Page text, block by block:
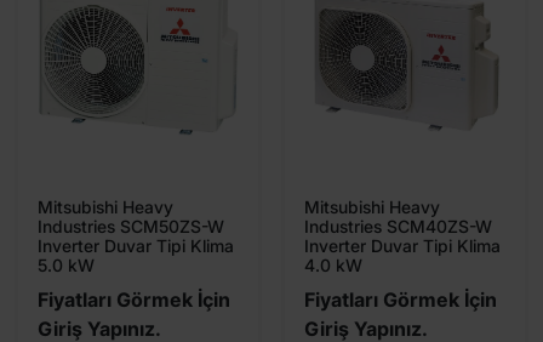
Mitsubishi Heavy
Industries SCM50ZS-W
Inverter Duvar Tipi Klima
5.0 kW
Fiyatları Görmek İçin
Giriş Yapınız.
Mitsubishi Heavy
Industries SCM40ZS-W
Inverter Duvar Tipi Klima
4.0 kW
Fiyatları Görmek İçin
Giriş Yapınız.